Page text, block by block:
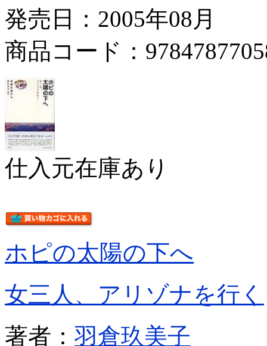
発売日：2005年08月
商品コード：
仕入元在庫あり
ホピの太陽の下へ
女三人、アリゾナを行く
著者： 羽倉玖美子